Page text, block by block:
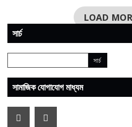
LOAD
সার্চ
সামাজিক যোগাযোগ মাধ্যম